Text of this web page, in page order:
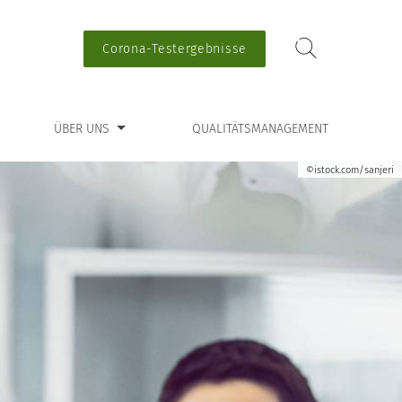
Corona-Testergebnisse
ÜBER UNS
für “Über uns” QUALITÄTSMANAGEMENT
©istock.com/sanjeri